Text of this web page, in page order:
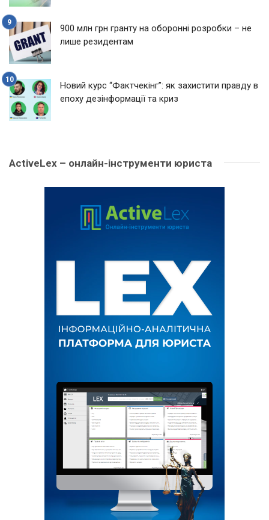
900 млн грн гранту на оборонні розробки – не
лише резидентам
Новий курс “Фактчекінг”: як захистити правду в
епоху дезінформації та криз
ActiveLex – онлайн-інструменти юриста